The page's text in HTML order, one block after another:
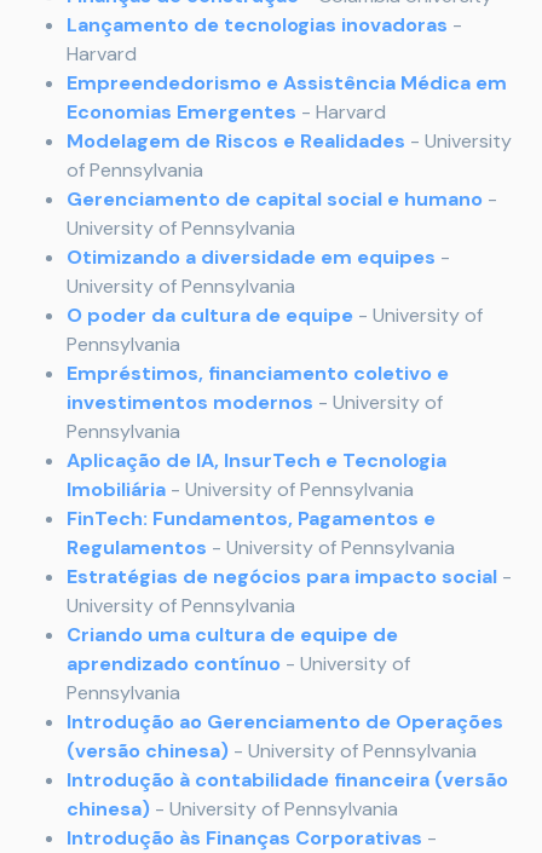
Lançamento de tecnologias inovadoras -
Harvard
Empreendedorismo e Assistência Médica em
Economias Emergentes - Harvard
Modelagem de Riscos e Realidades - University
of Pennsylvania
Gerenciamento de capital social e humano -
University of Pennsylvania
Otimizando a diversidade em equipes -
University of Pennsylvania
O poder da cultura de equipe - University of
Pennsylvania
Empréstimos, financiamento coletivo e
investimentos modernos - University of
Pennsylvania
Aplicação de IA, InsurTech e Tecnologia
Imobiliária - University of Pennsylvania
FinTech: Fundamentos, Pagamentos e
Regulamentos - University of Pennsylvania
Estratégias de negócios para impacto social -
University of Pennsylvania
Criando uma cultura de equipe de
aprendizado contínuo - University of
Pennsylvania
Introdução ao Gerenciamento de Operações
(versão chinesa) - University of Pennsylvania
Introdução à contabilidade financeira (versão
chinesa) - University of Pennsylvania
Introdução às Finanças Corporativas -